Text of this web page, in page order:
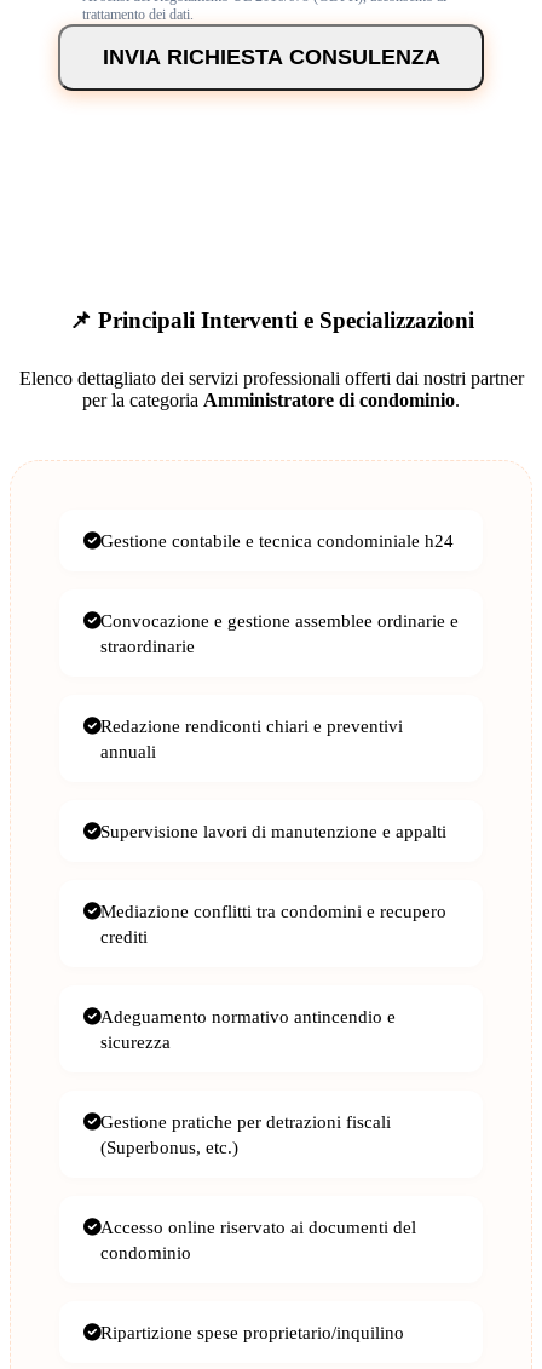
trattamento dei dati.
INVIA RICHIESTA CONSULENZA
📌 Principali Interventi e Specializzazioni
Elenco dettagliato dei servizi professionali offerti dai nostri partner
per la categoria Amministratore di condominio.
Gestione contabile e tecnica condominiale h24
Convocazione e gestione assemblee ordinarie e
straordinarie
Redazione rendiconti chiari e preventivi
annuali
Supervisione lavori di manutenzione e appalti
Mediazione conflitti tra condomini e recupero
crediti
Adeguamento normativo antincendio e
sicurezza
Gestione pratiche per detrazioni fiscali
(Superbonus, etc.)
Accesso online riservato ai documenti del
condominio
Ripartizione spese proprietario/inquilino